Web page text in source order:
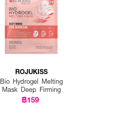
ROJUKISS
Bio Hydrogel Melting
Mask Deep Firming
฿159